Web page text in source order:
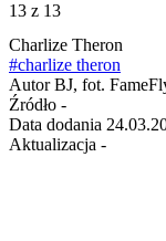
13 z 13
Charlize Theron
#charlize theron
Autor BJ, fot.
Źródło -
Data dodania
Aktualizacja -